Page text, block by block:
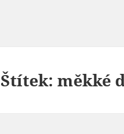
Štítek:měkké